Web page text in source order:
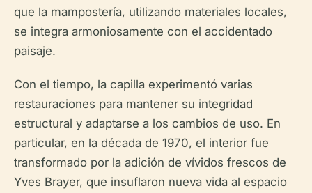
que la mampostería, utilizando materiales locales,
se integra armoniosamente con el accidentado
paisaje.
Con el tiempo, la capilla experimentó varias
restauraciones para mantener su integridad
estructural y adaptarse a los cambios de uso. En
particular, en la década de 1970, el interior fue
transformado por la adición de vívidos frescos de
Yves Brayer, que insuflaron nueva vida al espacio